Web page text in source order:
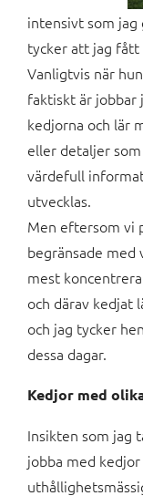
intensivt som jag
tycker att jag fått
Vanligtvis när
faktiskt är jobbar
kedjorna och lär
eller detaljer
värdefull
utvecklas.
Men eftersom vi
begränsade med
mest
och därav
och jag tycker
dessa dagar.
Kedjor med
Insikten som jag
jobba med